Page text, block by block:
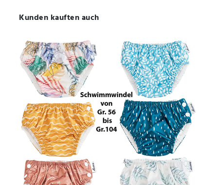
Kunden kauften auch